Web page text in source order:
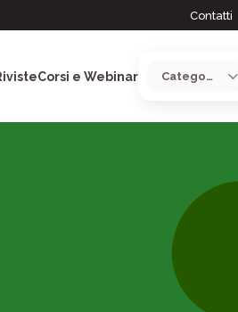
Contatti
Corsi e Webinar